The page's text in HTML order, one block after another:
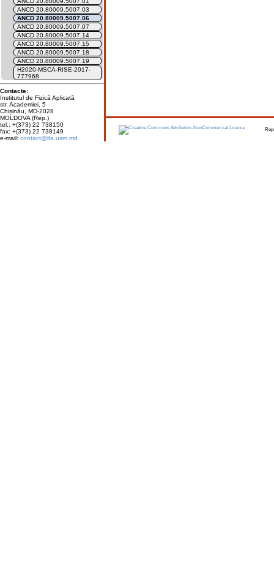
ANCD 20.80009.5007.03
ANCD 20.80009.5007.06
ANCD 20.80009.5007.07
ANCD 20.80009.5007.14
ANCD 20.80009.5007.15
ANCD 20.80009.5007.18
ANCD 20.80009.5007.19
H2020-MSCA-RISE-2017-
777968
Contacte:
Institutul de Fizică Aplicată
str. Academiei, 5
Chișinău, MD-2028
MOLDOVA (Rep.)
tel.: +(373) 22 738150
fax: +(373) 22 738149
e-mail: contact@ifa.usm.md
Report